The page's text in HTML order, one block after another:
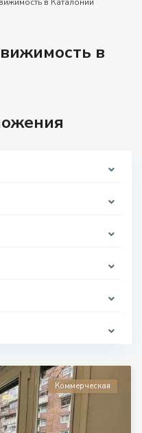
в
Коммерческая